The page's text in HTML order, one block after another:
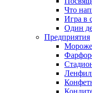
Что
Игра в
Один
Предприятия